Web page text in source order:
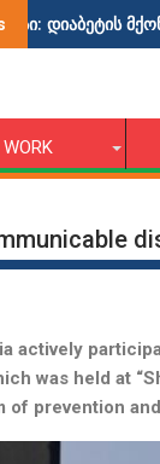
მქონე
WORK
actively
was held at
prevention